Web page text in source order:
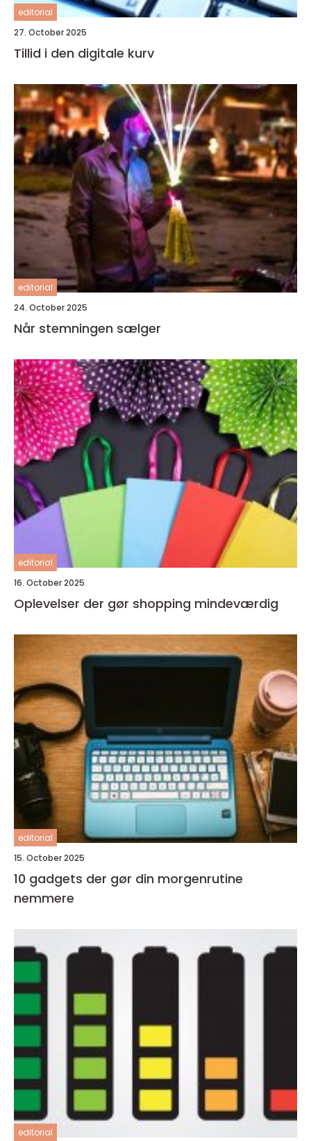
editorial
27. October 2025
Tillid i den digitale kurv
editorial
24. October 2025
Når stemningen sælger
editorial
16. October 2025
Oplevelser der gør shopping mindeværdig
editorial
15. October 2025
10 gadgets der gør din morgenrutine
nemmere
editorial